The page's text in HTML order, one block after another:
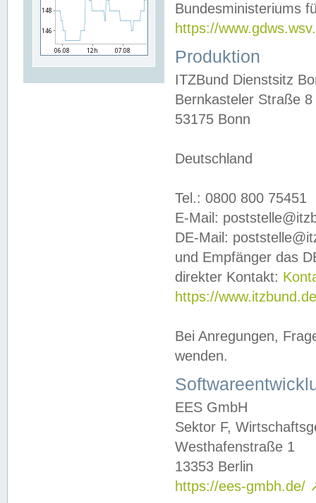
Bundesministeriums
https://
Produktion
ITZBund Dienstsitz
Bernkasteler Straße 8
53175 Bonn
Deutschland
Tel.: 0800 800 75451
E-Mail:
DE-Mail:
und Empfänger das
direkter Kontakt:
https://
Bei Anregungen,
wenden.
EES GmbH
Sektor F,
Westhafenstraße 1
13353 Berlin
https://ees-gmbh.de/